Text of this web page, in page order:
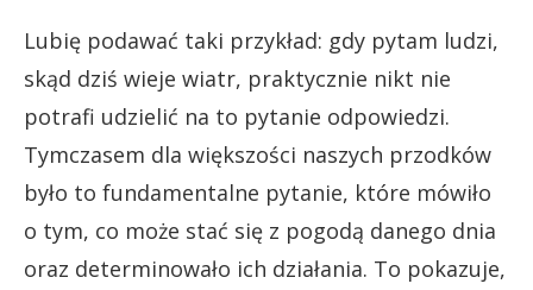
Lubię podawać taki przykład: gdy pytam ludzi,
skąd dziś wieje wiatr, praktycznie nikt nie
potrafi udzielić na to pytanie odpowiedzi.
Tymczasem dla większości naszych przodków
było to fundamentalne pytanie, które mówiło
o tym, co może stać się z pogodą danego dnia
oraz determinowało ich działania. To pokazuje,